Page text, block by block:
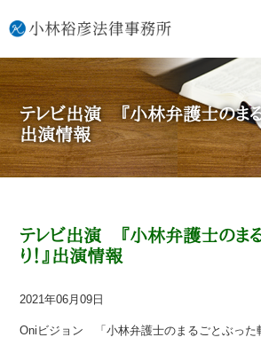
テレビ出演 『小林弁護士のまる
出演情報
テレビ出演 『小林弁護士のま
り！』出演情報
2021年06月09日
Oniビジョン 「小林弁護士のまるごとぶった